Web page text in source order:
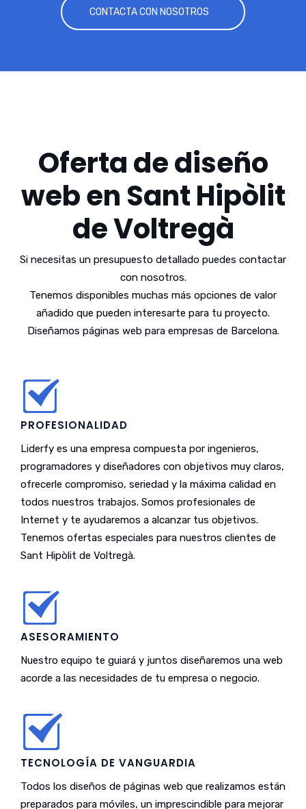
CONTACTA CON NOSOTROS
Oferta de diseño
web en Sant Hipòlit
de Voltregà
Si necesitas un presupuesto detallado puedes contactar
con nosotros.
Tenemos disponibles muchas más opciones de valor
añadido que pueden interesarte para tu proyecto.
Diseñamos páginas web para empresas de Barcelona.
PROFESIONALIDAD
Liderfy es una empresa compuesta por ingenieros,
programadores y diseñadores con objetivos muy claros,
ofrecerle compromiso, seriedad y la máxima calidad en
todos nuestros trabajos. Somos profesionales de
Internet y te ayudaremos a alcanzar tus objetivos.
Tenemos ofertas especiales para nuestros clientes de
Sant Hipòlit de Voltregà.
ASESORAMIENTO
Nuestro equipo te guiará y juntos diseñaremos una web
acorde a las necesidades de tu empresa o negocio.
TECNOLOGÍA DE VANGUARDIA
Todos los diseños de páginas web que realizamos están
preparados para móviles, un imprescindible para mejorar